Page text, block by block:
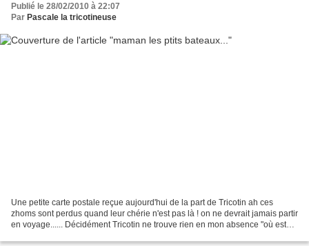
Publié le 28/02/2010 à 22:07
Par Pascale la tricotineuse
Une petite carte postale reçue aujourd'hui de la part de Tricotin ah ces
zhoms sont perdus quand leur chérie n'est pas là ! on ne devrait jamais partir
en voyage...... Décidément Tricotin ne trouve rien en mon absence "où est